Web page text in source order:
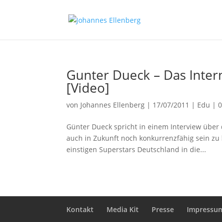
Gunter Dueck – Das
[Video]
von Johannes Ellenberg | 17/07/2011 | Edu |
Günter Dueck spricht in einem Interview
auch in Zukunft noch konkurrenzfähig sein
einstigen Superstars Deutschland in die...
Kontakt Media Kit Presse